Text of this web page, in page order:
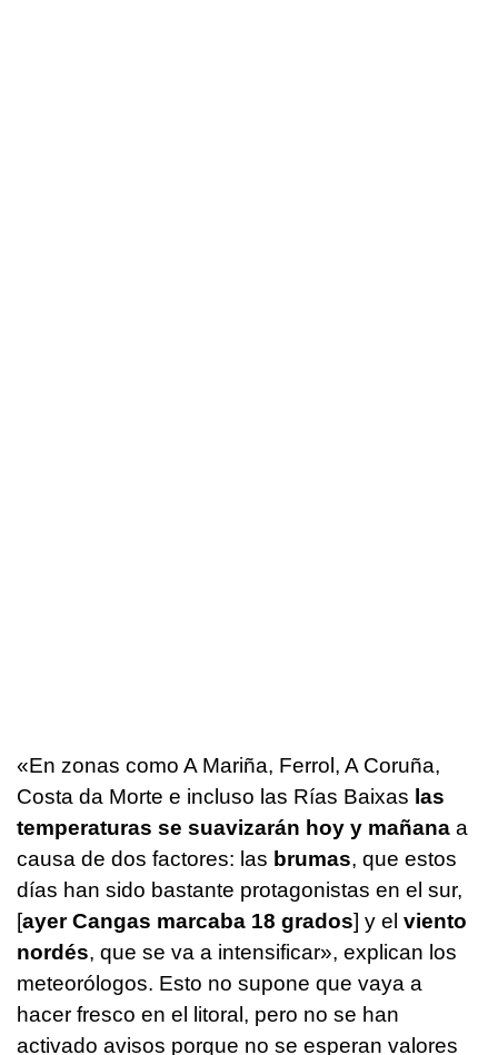
«En zonas como A Mariña, Ferrol, A Coruña,
Costa da Morte e incluso las Rías Baixas las
temperaturas se suavizarán hoy y mañana a
causa de dos factores: las brumas, que estos
días han sido bastante protagonistas en el sur,
[ayer Cangas marcaba 18 grados] y el viento
nordés, que se va a intensificar», explican los
meteorólogos. Esto no supone que vaya a
hacer fresco en el litoral, pero no se han
activado avisos porque no se esperan valores